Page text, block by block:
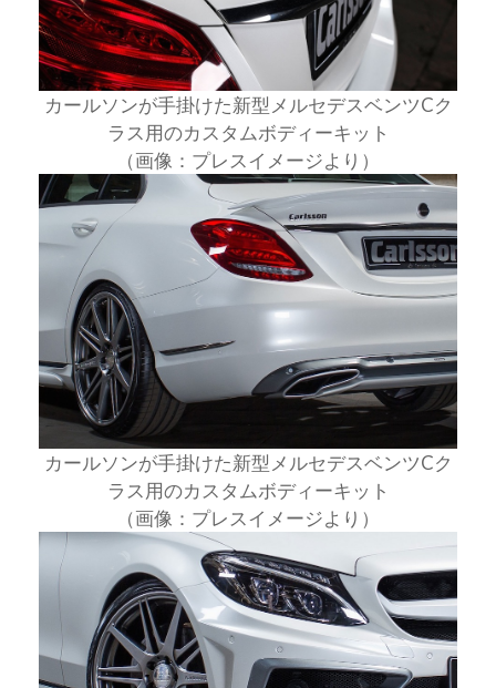
カールソンが手掛けた新型メルセデスベンツCク
ラス用のカスタムボディーキット
（画像：プレスイメージより）
カールソンが手掛けた新型メルセデスベンツCク
ラス用のカスタムボディーキット
（画像：プレスイメージより）